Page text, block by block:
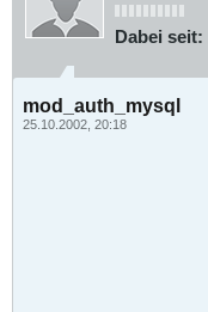
Dabei seit:
mod_auth_mysql
25.10.2002, 20:18